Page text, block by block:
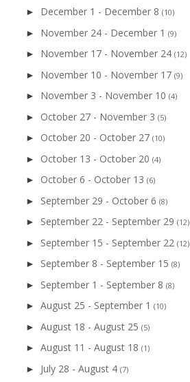
► December 1 - December 8 (10)
► November 24 - December 1 (9)
► November 17 - November 24 (12)
► November 10 - November 17 (9)
► November 3 - November 10 (4)
► October 27 - November 3 (5)
► October 20 - October 27 (10)
► October 13 - October 20 (4)
► October 6 - October 13 (6)
► September 29 - October 6 (8)
► September 22 - September 29 (12)
► September 15 - September 22 (12)
► September 8 - September 15 (8)
► September 1 - September 8 (8)
► August 25 - September 1 (10)
► August 18 - August 25 (5)
► August 11 - August 18 (1)
► July 28 - August 4 (7)